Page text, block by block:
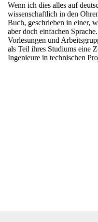
Wenn ich dies alles auf
wissenschaftlich in den
Buch, geschrieben in einer,
aber doch einfachen
Vorlesungen und
als Teil ihres Studiums eine
Ingenieure in technischen